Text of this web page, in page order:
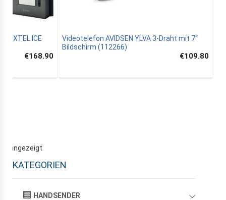
EXTEL ICE
€168.90
Videotelefon AVIDSEN YLVA 3-Draht mit 7“
Bildschirm (112266)
€109.80
angezeigt
KATEGORIEN
HANDSENDER